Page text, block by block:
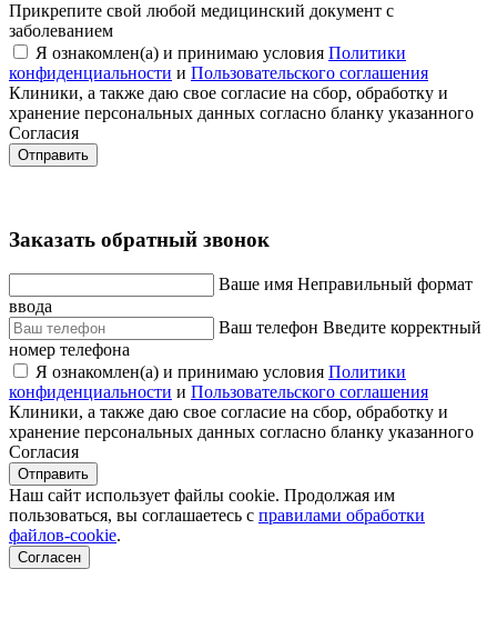
Прикрепите свой любой медицинский документ с
заболеванием
Я ознакомлен(а) и принимаю условия Политики
конфиденциальности и Пользовательского соглашения
Клиники, а также даю свое согласие на сбор, обработку и
хранение персональных данных согласно бланку указанного
Согласия
Отправить
Заказать обратный звонок
Ваше имя Неправильный формат
ввода
Ваш телефон Введите корректный
номер телефона
Я ознакомлен(а) и принимаю условия Политики
конфиденциальности и Пользовательского соглашения
Клиники, а также даю свое согласие на сбор, обработку и
хранение персональных данных согласно бланку указанного
Согласия
Отправить
Наш сайт использует файлы cookie. Продолжая им
пользоваться, вы соглашаетесь c правилами обработки
файлов-cookie.
Согласен